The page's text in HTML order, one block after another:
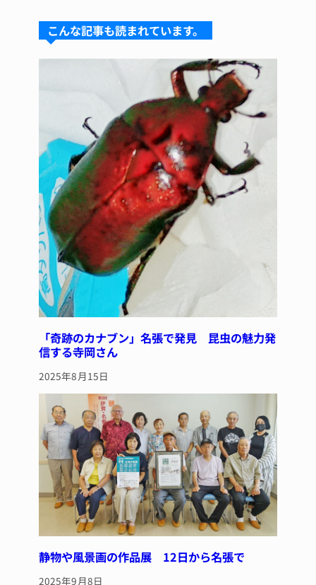
s
k
y
a
d
s
e
b
o
o
k
re
st
こんな記事も読まれています。
「奇跡のカナブン」名張で発見 昆虫の魅力発
信する寺岡さん
2025年8月15日
静物や風景画の作品展 12日から名張で
2025年9月8日